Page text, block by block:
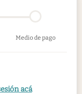
Medio de pago
acá